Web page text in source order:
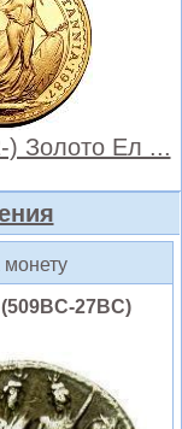
) Золото Ел ...
27BC)